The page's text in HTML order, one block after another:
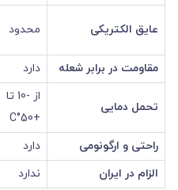
عایق الکتریکی محدود
مقاومت در برابر شعله
دارد
تحمل دمایی
از -10 تا
+50°C
راحتی و ارگونومی
دارد
الزام در ایران
ندارد